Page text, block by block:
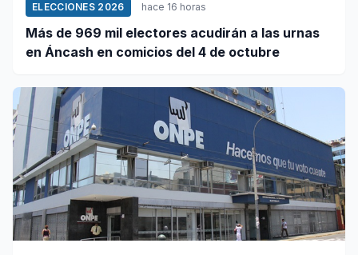
ELECCIONES 2026 hace 16 horas
Más de 969 mil electores acudirán a las urnas
en Áncash en comicios del 4 de octubre